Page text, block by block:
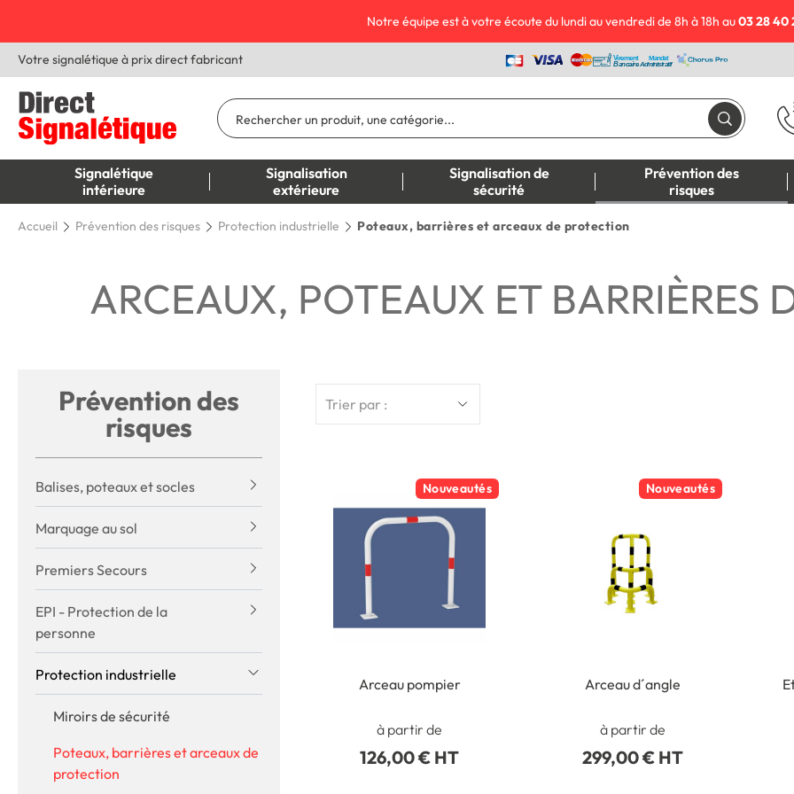
Notre équipe est à votre écoute du lundi au vendredi de 8h à 18h au03 28 40
Votre signalétique à prix direct fabricant
Signalétique
intérieure
Signalisation
extérieure
Signalisation de
sécurité
Prévention des
risques
Accueil Prévention des risques Protection industrielle Poteaux, barrières et arceaux de protection
ARCEAUX, POTEAUX ET BARRIÈRES
Prévention des
risques
Balises, poteaux et socles
Marquage au sol
Premiers Secours
EPI - Protection de la
personne
Protection industrielle
Miroirs de sécurité
Poteaux, barrières et arceaux de
protection
Trier par :
Nouveautés
Arceau pompier
à partir de
126,00 € HT
Nouveautés
Arceau d´angle
à partir de
299,00 € HT